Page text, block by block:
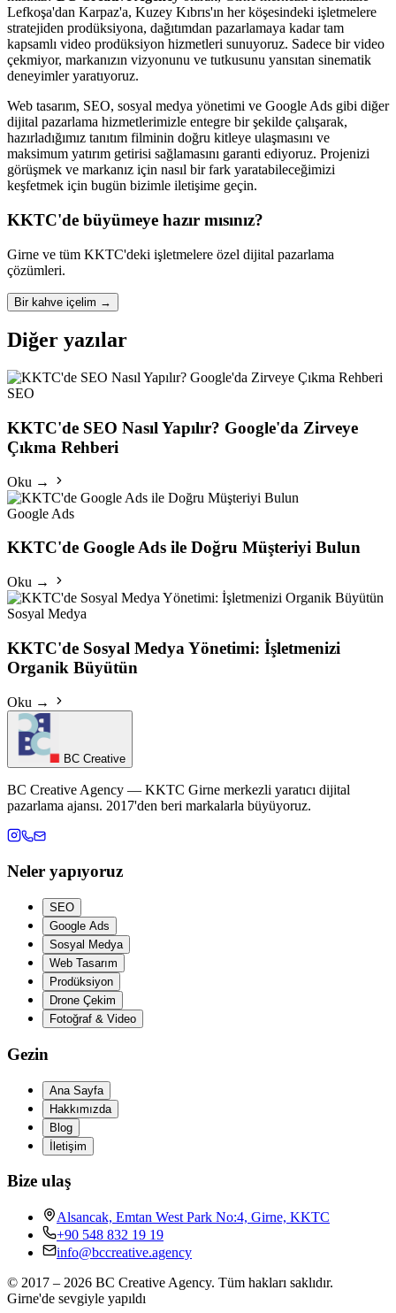
Lefkoşa'dan Karpaz'a, Kuzey Kıbrıs'ın her köşesindeki işletmelere
stratejiden prodüksiyona, dağıtımdan pazarlamaya kadar tam
kapsamlı video prodüksiyon hizmetleri sunuyoruz. Sadece bir video
çekmiyor, markanızın vizyonunu ve tutkusunu yansıtan sinematik
deneyimler yaratıyoruz.
Web tasarım, SEO, sosyal medya yönetimi ve Google Ads gibi diğer
dijital pazarlama hizmetlerimizle entegre bir şekilde çalışarak,
hazırladığımız tanıtım filminin doğru kitleye ulaşmasını ve
maksimum yatırım getirisi sağlamasını garanti ediyoruz. Projenizi
görüşmek ve markanız için nasıl bir fark yaratabileceğimizi
keşfetmek için bugün bizimle iletişime geçin.
KKTC'de büyümeye hazır mısınız?
Girne ve tüm KKTC'deki işletmelere özel dijital pazarlama
çözümleri.
Bir kahve içelim →
Diğer yazılar
SEO
KKTC'de SEO Nasıl Yapılır? Google'da Zirveye
Çıkma Rehberi
Oku →
Google Ads
KKTC'de Google Ads ile Doğru Müşteriyi Bulun
Oku →
Sosyal Medya
KKTC'de Sosyal Medya Yönetimi: İşletmenizi
Organik Büyütün
Oku →
BC Creative
BC Creative Agency — KKTC Girne merkezli yaratıcı dijital
pazarlama ajansı. 2017'den beri markalarla büyüyoruz.
Neler yapıyoruz
SEO
Google Ads
Sosyal Medya
Web Tasarım
Prodüksiyon
Drone Çekim
Fotoğraf & Video
Gezin
Ana Sayfa
Hakkımızda
Blog
İletişim
Bize ulaş
Alsancak, Emtan West Park No:4, Girne, KKTC
+90 548 832 19 19
info@bccreative.agency
© 2017 – 2026 BC Creative Agency. Tüm hakları saklıdır.
Girne'de sevgiyle yapıldı